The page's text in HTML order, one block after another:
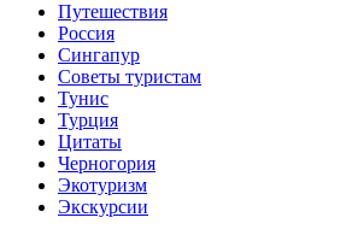
Путешествия
Россия
Сингапур
Советы туристам
Тунис
Турция
Цитаты
Черногория
Экотуризм
Экскурсии